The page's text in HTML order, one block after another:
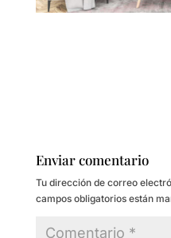
Enviar comentario
Tu dirección de correo
campos obligatorios están